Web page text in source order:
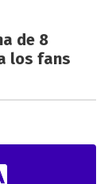
de 8
los fans